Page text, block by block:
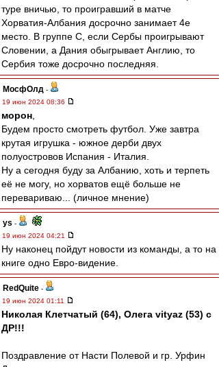
туре вничью, то проигравший в матче
Хорватия-Албания досрочно занимает 4е
место. В группе C, если Сербы проигрывают
Словении, а Дания обыгрывает Англию, то
Сербия тоже досрочно последняя.
МосфОлд -
19 июн 2024 08:36
морон
Будем просто смотреть футбол. Уже завтра
крутая игрушка - южное дерби двух
полуостровов Испания - Италия.
Ну а сегодня буду за Албанию, хоть и терпеть
её не могу, но хорватов ещё больше не
перевариваю... (личное мнение)
ys -
19 июн 2024 04:21
Ну наконец пойдут новости из команды, а то на
книге одно Евро-видение.
RedQuite -
19 июн 2024 01:11
Николая Клетчатый (64), Олега vityaz (53) с
ДР!!!
Поздравление от Насти Полевой и гр. Урфин